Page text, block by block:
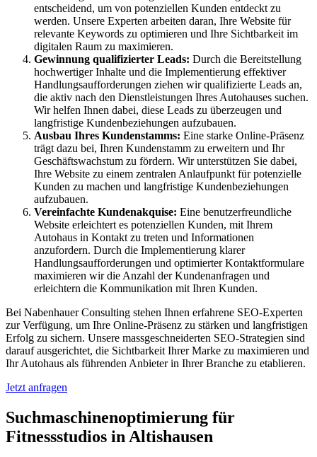
entscheidend, um von potenziellen Kunden entdeckt zu
werden. Unsere Experten arbeiten daran, Ihre Website für
relevante Keywords zu optimieren und Ihre Sichtbarkeit im
digitalen Raum zu maximieren.
Gewinnung qualifizierter Leads: Durch die Bereitstellung
hochwertiger Inhalte und die Implementierung effektiver
Handlungsaufforderungen ziehen wir qualifizierte Leads an,
die aktiv nach den Dienstleistungen Ihres Autohauses suchen.
Wir helfen Ihnen dabei, diese Leads zu überzeugen und
langfristige Kundenbeziehungen aufzubauen.
Ausbau Ihres Kundenstamms: Eine starke Online-Präsenz
trägt dazu bei, Ihren Kundenstamm zu erweitern und Ihr
Geschäftswachstum zu fördern. Wir unterstützen Sie dabei,
Ihre Website zu einem zentralen Anlaufpunkt für potenzielle
Kunden zu machen und langfristige Kundenbeziehungen
aufzubauen.
Vereinfachte Kundenakquise: Eine benutzerfreundliche
Website erleichtert es potenziellen Kunden, mit Ihrem
Autohaus in Kontakt zu treten und Informationen
anzufordern. Durch die Implementierung klarer
Handlungsaufforderungen und optimierter Kontaktformulare
maximieren wir die Anzahl der Kundenanfragen und
erleichtern die Kommunikation mit Ihren Kunden.
Bei Nabenhauer Consulting stehen Ihnen erfahrene SEO-Experten
zur Verfügung, um Ihre Online-Präsenz zu stärken und langfristigen
Erfolg zu sichern. Unsere massgeschneiderten SEO-Strategien sind
darauf ausgerichtet, die Sichtbarkeit Ihrer Marke zu maximieren und
Ihr Autohaus als führenden Anbieter in Ihrer Branche zu etablieren.
Jetzt anfragen
Suchmaschinenoptimierung für
Fitnessstudios in Altishausen